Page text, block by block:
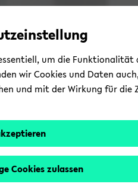
um die
wir Cookies und Daten
und mit der Wirkung für die
Cookies zulassen